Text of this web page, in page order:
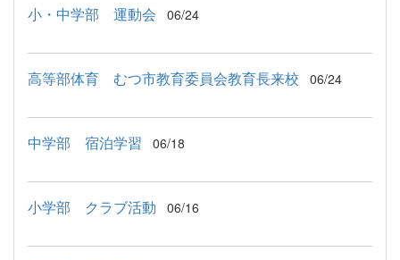
小・中学部 運動会 06/24
高等部体育 むつ市教育委員会教育長来校 06/24
中学部 宿泊学習 06/18
小学部 クラブ活動 06/16